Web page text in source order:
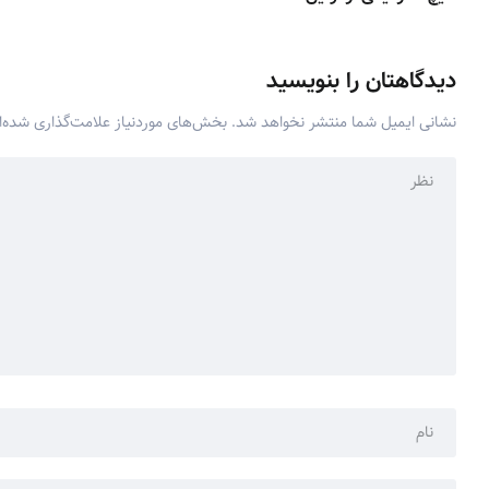
دیدگاهتان را بنویسید
نشانی ایمیل شما منتشر نخواهد شد. بخش‌های موردنیاز علامت‌گذاری